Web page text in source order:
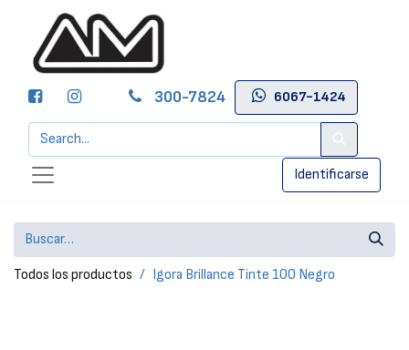
300-7824 6067-1424
Identificarse
Todos los productos Igora Brillance Tinte 100 Negro